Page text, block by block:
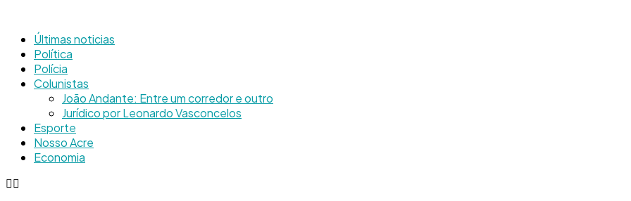
Últimas noticias
Política
Polícia
Colunistas
João Andante: Entre um corredor e outro
Jurídico por Leonardo Vasconcelos
Esporte
Nosso Acre
Economia